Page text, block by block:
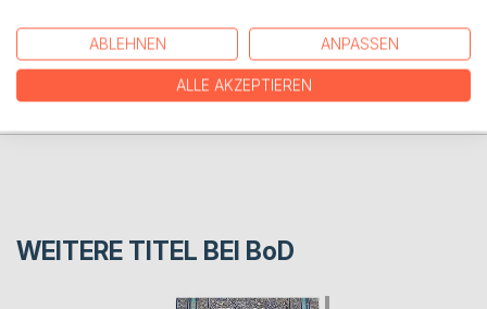
PRESSESTIMMEN
REZENSIONEN
WEITERE TITEL BEI BoD
ABLEHNEN ANPASSEN
ALLE AKZEPTIEREN